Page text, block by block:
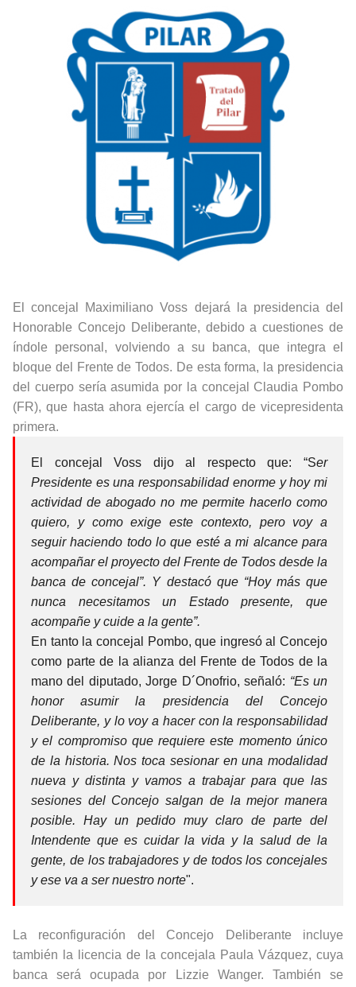
El concejal Maximiliano Voss dejará la presidencia del
Honorable Concejo Deliberante, debido a cuestiones de
índole personal, volviendo a su banca, que integra el
bloque del Frente de Todos. De esta forma, la presidencia
del cuerpo sería asumida por la concejal Claudia Pombo
(FR), que hasta ahora ejercía el cargo de vicepresidenta
primera.
El concejal Voss dijo al respecto que: “Ser
Presidente es una responsabilidad enorme y hoy mi
actividad de abogado no me permite hacerlo como
quiero, y como exige este contexto, pero voy a
seguir haciendo todo lo que esté a mi alcance para
acompañar el proyecto del Frente de Todos desde la
banca de concejal”. Y destacó que “Hoy más que
nunca necesitamos un Estado presente, que
acompañe y cuide a la gente”.
En tanto la concejal Pombo, que ingresó al Concejo
como parte de la alianza del Frente de Todos de la
mano del diputado, Jorge D´Onofrio, señaló: “Es un
honor asumir la presidencia del Concejo
Deliberante, y lo voy a hacer con la responsabilidad
y el compromiso que requiere este momento único
de la historia. Nos toca sesionar en una modalidad
nueva y distinta y vamos a trabajar para que las
sesiones del Concejo salgan de la mejor manera
posible. Hay un pedido muy claro de parte del
Intendente que es cuidar la vida y la salud de la
gente, de los trabajadores y de todos los concejales
y ese va a ser nuestro norte".
La reconfiguración del Concejo Deliberante incluye
también la licencia de la concejala Paula Vázquez, cuya
banca será ocupada por Lizzie Wanger. También se